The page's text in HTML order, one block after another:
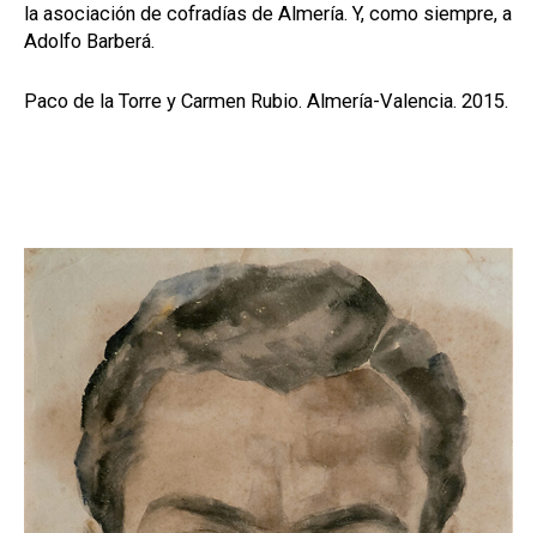
la asociación de cofradías de Almería. Y, como siempre, a
Adolfo Barberá.
Paco de la Torre y Carmen Rubio. Almería-Valencia. 2015.